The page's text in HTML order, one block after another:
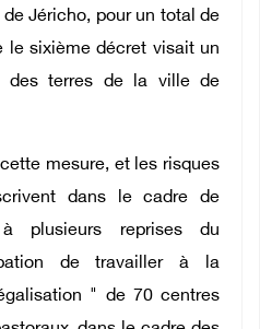
Jéricho, pour un total de
le sixième décret visait un
des terres de la ville de
mesure, et les risques
dans le cadre de
plusieurs reprises du
de travailler à la
" de 70 centres